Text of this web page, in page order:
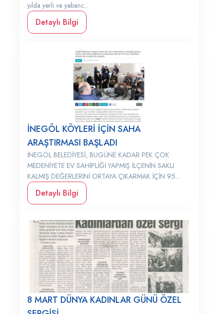
yılda yerli ve yabanc...
Detaylı Bilgi
İNEGÖL KÖYLERİ İÇİN SAHA
ARAŞTIRMASI BAŞLADI
İNEGÖL BELEDİYESİ, BUGÜNE KADAR PEK ÇOK
MEDENİYETE EV SAHİPLİĞİ YAPMIŞ İLÇENİN SAKLI
KALMIŞ DEĞERLERİNİ ORTAYA ÇIKARMAK İÇİN 95...
Detaylı Bilgi
8 MART DÜNYA KADINLAR GÜNÜ ÖZEL